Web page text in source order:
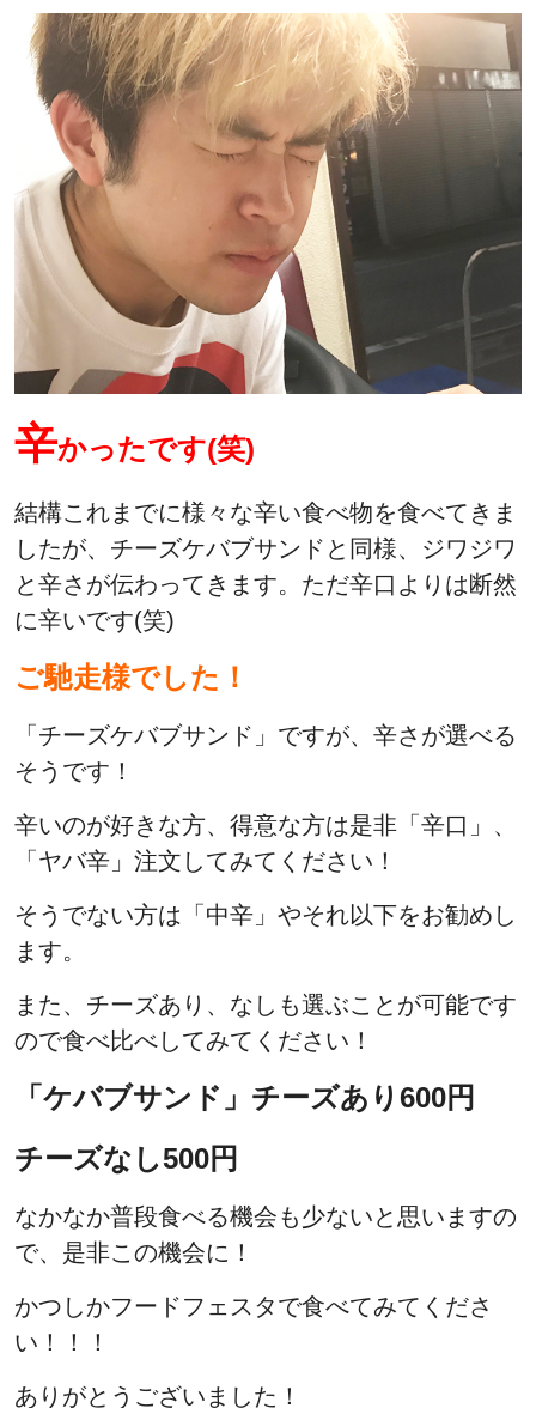
辛かったです(笑)
結構これまでに様々な辛い食べ物を食べてきま
したが、チーズケバブサンドと同様、ジワジワ
と辛さが伝わってきます。ただ辛口よりは断然
に辛いです(笑)
ご馳走様でした！
「チーズケバブサンド」ですが、辛さが選べる
そうです！
辛いのが好きな方、得意な方は是非「辛口」、
「ヤバ辛」注文してみてください！
そうでない方は「中辛」やそれ以下をお勧めし
ます。
また、チーズあり、なしも選ぶことが可能です
ので食べ比べしてみてください！
「ケバブサンド」チーズあり600円
チーズなし500円
なかなか普段食べる機会も少ないと思いますの
で、是非この機会に！
かつしかフードフェスタで食べてみてくださ
い！！！
ありがとうございました！